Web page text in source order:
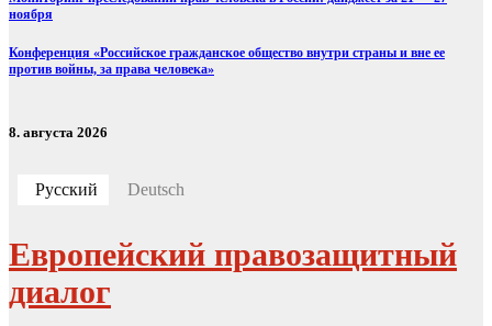
ноября
Конференция «Российское гражданское общество внутри страны и вне ее
против войны, за права человека»
8. августа 2026
Русский Deutsch
Европейский правозащитный
диалог